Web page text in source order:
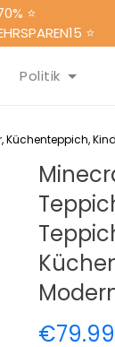
⭐
⭐
Politik
€79.99